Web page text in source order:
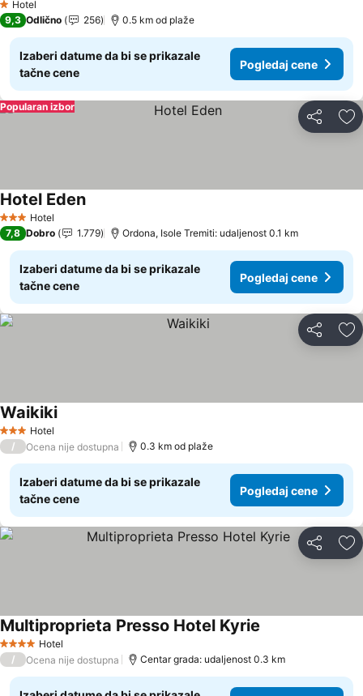
1 Zvezdice
Hotel
9,3 Odlično 256 0.5 km od plaže
Izaberi datume da bi se prikazale
tačne cene
Pogledaj cene
Deli
Popularan izbor
3 Zvezdice
Hotel
Hotel EdenPogledaj cene
7,8 Dobro 1.779 Ordona, Isole Tremiti: udaljenost 0.1 km
Izaberi datume da bi se prikazale
tačne cene
Pogledaj cene
Deli
3 Zvezdice
Hotel
WaikikiPogledaj cene
/ Ocena nije dostupna 0.3 km od plaže
Izaberi datume da bi se prikazale
tačne cene
Pogledaj cene
Deli
4 ZvezdiceHotel
Multiproprieta Presso Hotel Kyrie
/ Ocena nije dostupna Centar grada: udaljenost 0.3 km